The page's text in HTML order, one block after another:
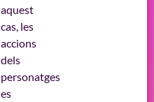
aquest
cas, les
accions
dels
personatges
es